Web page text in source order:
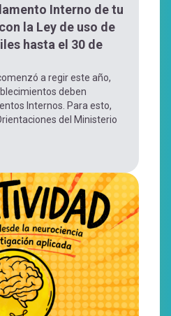
Interno de tu
la Ley de uso de
hasta el 30 de
a regir este año,
deben
Internos. Para esto,
del Ministerio